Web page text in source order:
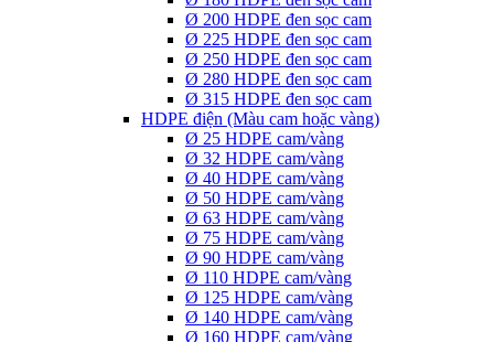
Ø 200 HDPE đen sọc cam
Ø 225 HDPE đen sọc cam
Ø 250 HDPE đen sọc cam
Ø 280 HDPE đen sọc cam
Ø 315 HDPE đen sọc cam
HDPE điện (Màu cam hoặc vàng)
Ø 25 HDPE cam/vàng
Ø 32 HDPE cam/vàng
Ø 40 HDPE cam/vàng
Ø 50 HDPE cam/vàng
Ø 63 HDPE cam/vàng
Ø 75 HDPE cam/vàng
Ø 90 HDPE cam/vàng
Ø 110 HDPE cam/vàng
Ø 125 HDPE cam/vàng
Ø 140 HDPE cam/vàng
Ø 160 HDPE cam/vàng